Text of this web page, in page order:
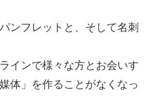
ンフレットと、そして名刺
インで様々な方とお会いす
体」を作ることがなくなっ